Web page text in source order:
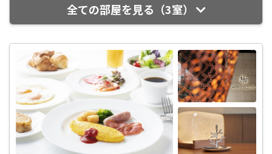
全ての部屋を見る（3室）